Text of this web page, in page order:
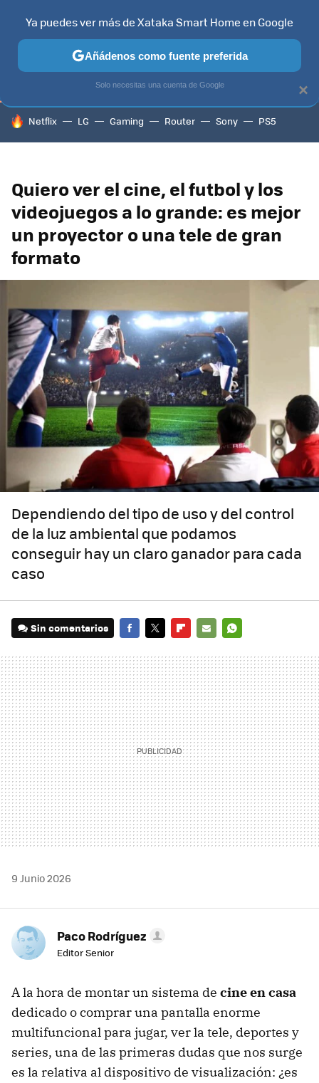
TELEVISORES CONTENIDOS SMART TV SELECCIÓN
HOY SE HABLA DE
Netflix LG Gaming Router Sony PS5
Quiero ver el cine, el futbol y los
videojuegos a lo grande: es mejor
un proyector o una tele de gran
formato
Dependiendo del tipo de uso y del control
de la luz ambiental que podamos
conseguir hay un claro ganador para cada
caso
Sin comentarios
MAIL
9 Junio 2026
Paco Rodríguez
Editor Senior
A la hora de montar un sistema de cine en casa
dedicado o comprar una pantalla enorme
multifuncional para jugar, ver la tele, deportes y
series, una de las primeras dudas que nos surge
es la relativa al dispositivo de visualización: ¿es
×
Ya puedes ver más de Xataka Smart Home en Google
Añádenos como fuente preferida
Solo necesitas una cuenta de Google